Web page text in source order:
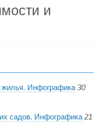
и
жилья. Инфографика 30
садов. Инфографика 21